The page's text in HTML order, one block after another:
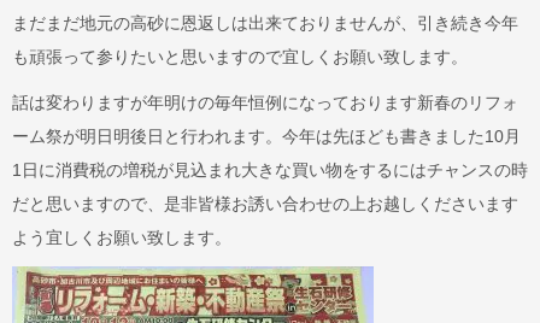
まだまだ地元の高砂に恩返しは出来ておりませんが、引き続き今年
も頑張って参りたいと思いますので宜しくお願い致します。
話は変わりますが年明けの毎年恒例になっております新春のリフォ
ーム祭が明日明後日と行われます。今年は先ほども書きました10月
1日に消費税の増税が見込まれ大きな買い物をするにはチャンスの時
だと思いますので、是非皆様お誘い合わせの上お越しくださいます
よう宜しくお願い致します。